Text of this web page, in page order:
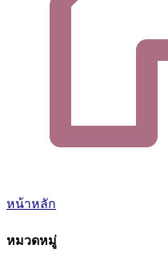
หน้าหลัก
หมวดหมู่